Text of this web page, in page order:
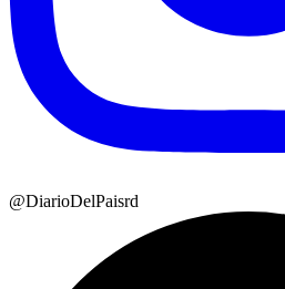
@DiarioDelPaisrd